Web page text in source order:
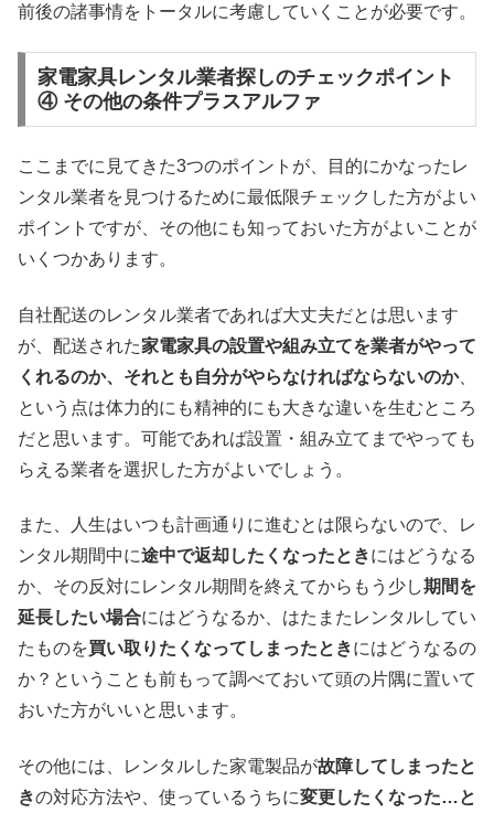
前後の諸事情をトータルに考慮していくことが必要です。
家電家具レンタル業者探しのチェックポイント
④ その他の条件プラスアルファ
ここまでに見てきた3つのポイントが、目的にかなったレ
ンタル業者を見つけるために最低限チェックした方がよい
ポイントですが、その他にも知っておいた方がよいことが
いくつかあります。
自社配送のレンタル業者であれば大丈夫だとは思います
が、配送された家電家具の設置や組み立てを業者がやって
くれるのか、それとも自分がやらなければならないのか、
という点は体力的にも精神的にも大きな違いを生むところ
だと思います。可能であれば設置・組み立てまでやっても
らえる業者を選択した方がよいでしょう。
また、人生はいつも計画通りに進むとは限らないので、レ
ンタル期間中に途中で返却したくなったときにはどうなる
か、その反対にレンタル期間を終えてからもう少し期間を
延長したい場合にはどうなるか、はたまたレンタルしてい
たものを買い取りたくなってしまったときにはどうなるの
か？ということも前もって調べておいて頭の片隅に置いて
おいた方がいいと思います。
その他には、レンタルした家電製品が故障してしまったと
きの対応方法や、使っているうちに変更したくなった…と